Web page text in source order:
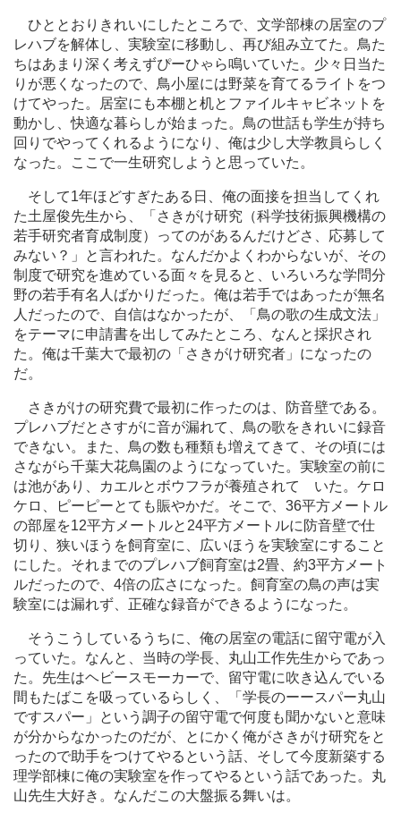
ひととおりきれいにしたところで、文学部棟の居室のプ
レハブを解体し、実験室に移動し、再び組み立てた。鳥た
ちはあまり深く考えずぴーひゃら鳴いていた。少々日当た
りが悪くなったので、鳥小屋には野菜を育てるライトをつ
けてやった。居室にも本棚と机とファイルキャビネットを
動かし、快適な暮らしが始まった。鳥の世話も学生が持ち
回りでやってくれるようになり、俺は少し大学教員らしく
なった。ここで一生研究しようと思っていた。
そして1年ほどすぎたある日、俺の面接を担当してくれ
た土屋俊先生から、「さきがけ研究（科学技術振興機構の
若手研究者育成制度）ってのがあるんだけどさ、応募して
みない？」と言われた。なんだかよくわからないが、その
制度で研究を進めている面々を見ると、いろいろな学問分
野の若手有名人ばかりだった。俺は若手ではあったが無名
人だったので、自信はなかったが、「鳥の歌の生成文法」
をテーマに申請書を出してみたところ、なんと採択され
た。俺は千葉大で最初の「さきがけ研究者」になったの
だ。
さきがけの研究費で最初に作ったのは、防音壁である。
プレハブだとさすがに音が漏れて、鳥の歌をきれいに録音
できない。また、鳥の数も種類も増えてきて、その頃には
さながら千葉大花鳥園のようになっていた。実験室の前に
は池があり、カエルとボウフラが養殖されて いた。ケロ
ケロ、ピーピーとても賑やかだ。そこで、36平方メートル
の部屋を12平方メートルと24平方メートルに防音壁で仕
切り、狭いほうを飼育室に、広いほうを実験室にすること
にした。それまでのプレハブ飼育室は2畳、約3平方メート
ルだったので、4倍の広さになった。飼育室の鳥の声は実
験室には漏れず、正確な録音ができるようになった。
そうこうしているうちに、俺の居室の電話に留守電が入
っていた。なんと、当時の学長、丸山工作先生からであっ
た。先生はヘビースモーカーで、留守電に吹き込んでいる
間もたばこを吸っているらしく、「学長のーースパー丸山
ですスパー」という調子の留守電で何度も聞かないと意味
が分からなかったのだが、とにかく俺がさきがけ研究をと
ったので助手をつけてやるという話、そして今度新築する
理学部棟に俺の実験室を作ってやるという話であった。丸
山先生大好き。なんだこの大盤振る舞いは。